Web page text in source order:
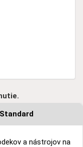
a nástrojov na